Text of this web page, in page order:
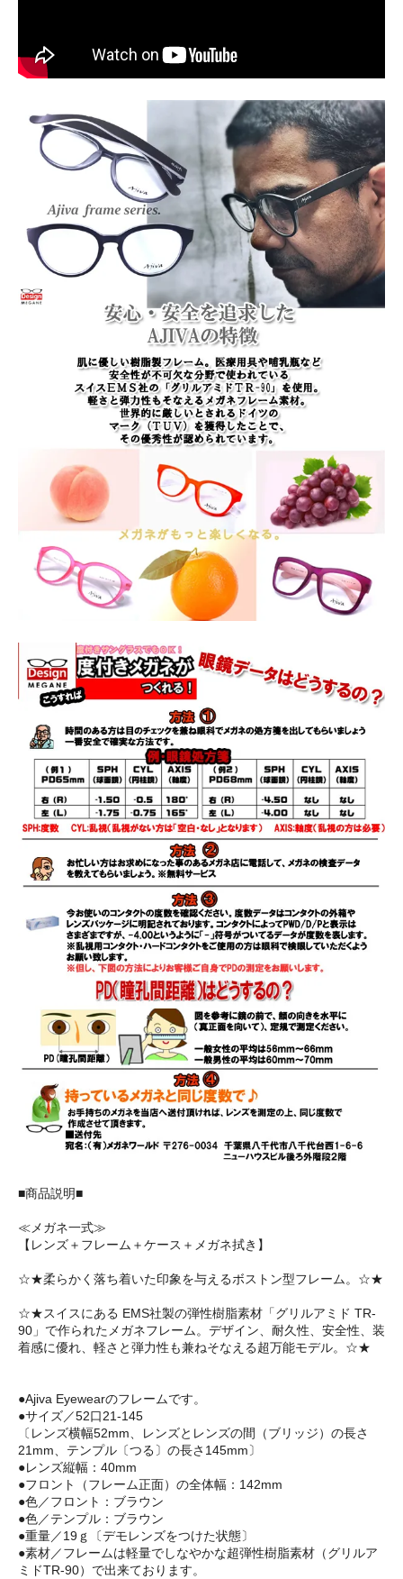
■商品説明■
≪メガネ一式≫
【レンズ＋フレーム＋ケース＋メガネ拭き】
☆★柔らかく落ち着いた印象を与えるボストン型フレーム。☆★
☆★スイスにある EMS社製の弾性樹脂素材「グリルアミド TR-
90」で作られたメガネフレーム。デザイン、耐久性、安全性、装
着感に優れ、軽さと弾力性も兼ねそなえる超万能モデル。☆★
●Ajiva Eyewearのフレームです。
●サイズ／52口21-145
〔レンズ横幅52mm、レンズとレンズの間（ブリッジ）の長さ
21mm、テンプル〔つる〕の長さ145mm〕
●レンズ縦幅：40mm
●フロント（フレーム正面）の全体幅：142mm
●色／フロント：ブラウン
●色／テンプル：ブラウン
●重量／19ｇ〔デモレンズをつけた状態〕
●素材／フレームは軽量でしなやかな超弾性樹脂素材（グリルア
ミドTR-90）で出来ております。